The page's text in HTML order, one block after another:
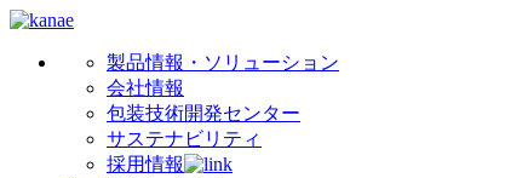
製品情報・ソリューション
会社情報
包装技術開発センター
サステナビリティ
採用情報